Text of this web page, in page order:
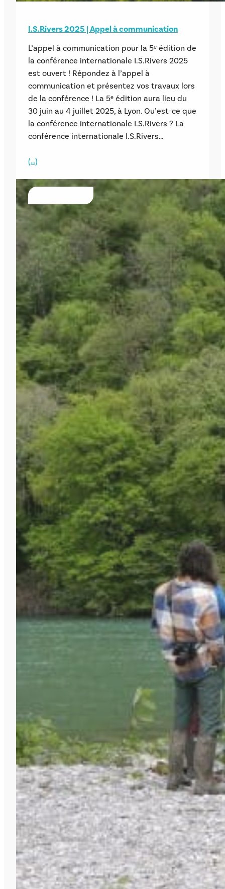
I.S.Rivers 2025 | Appel à communication
L’appel à communication pour la 5ᵉ édition de
la conférence internationale I.S.Rivers 2025
est ouvert ! Répondez à l’appel à
communication et présentez vos travaux lors
de la conférence ! La 5ᵉ édition aura lieu du
30 juin au 4 juillet 2025, à Lyon. Qu’est-ce que
la conférence internationale I.S.Rivers ? La
conférence internationale I.S.Rivers…
(…)